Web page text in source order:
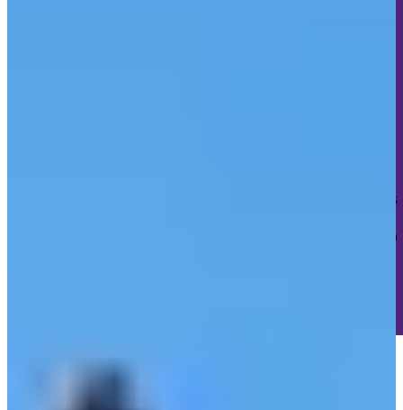
Wir setzen nur die absolut notwendigen technischen Cookies
Keine 47 verschiedenen "Partner" die deine Daten